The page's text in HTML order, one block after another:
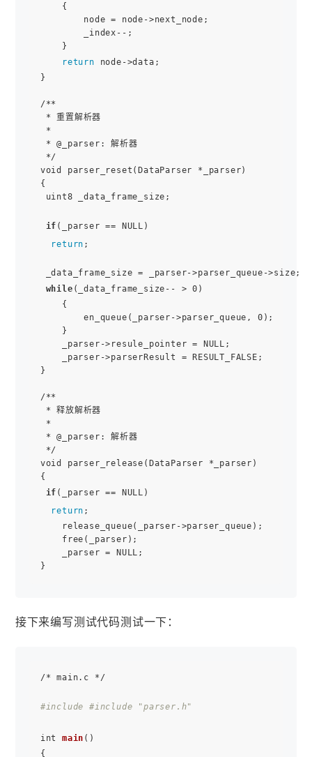
{
node = node->next_node;
_index--;
}
return node->data;
}
/**
* 重置解析器
*
* @_parser: 解析器
*/
void parser_reset(DataParser *_parser)
{
uint8 _data_frame_size;
if (_parser == NULL)
return ;
_data_frame_size = _parser->parser_queue->size;
while (_data_frame_size-- > 0)
{
en_queue(_parser->parser_queue, 0);
}
_parser->resule_pointer = NULL;
_parser->parserResult = RESULT_FALSE;
}
/**
* 释放解析器
*
* @_parser: 解析器
*/
void parser_release(DataParser *_parser)
{
if (_parser == NULL)
return ;
release_queue(_parser->parser_queue);
free(_parser);
_parser = NULL;
接下来编写测试代码测试一下：
/* main.c */
#include #include "parser.h"
int main ()
{